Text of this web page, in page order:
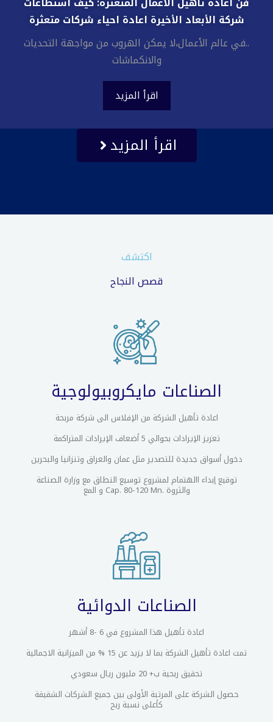
شركة الأبعاد الأخيرة اعادة احياء شركات متعثرة
..في عالم الأعمال،لا يمكن الهروب من مواجهة التحديات
والانكماشات
اقرأ المزيد
اقرأ المزيد
اكتشف
قصص النجاح
الصناعات مايكروبيولوجية
اعادة تأهيل الشركة من الإفلاس الى شركة مربحة
تعزيز الإيرادات بحوالي 5 أضعاف الإيرادات المتراكمة
دخول أسواق جديدة للتصدير مثل عمان والعراق وتنزانيا والبحرين
توقيع إبداء االهتمام لمشروع توسيع النطاق مع وزارة الصناعة
والثروة .Cap. 80-120 Mn و المع
الصناعات الدوائية
اعادة تأهيل هذا المشروع في 6 -8 أشهر
تمت اعادة تأهيل الشركة بما لا يزيد عن 15 % من الميزانية الاجمالية
تحقيق ربحية ب+ 20 مليون ريال سعودي
حصول الشركة على المرتبة الأولى بين جميع الشركات الشقيقة
كأعلى نسبة ربح